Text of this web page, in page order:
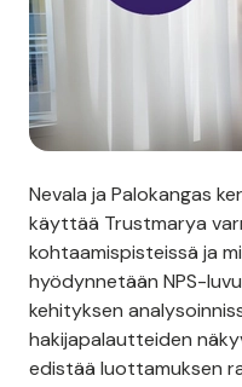
Nevala ja Palokangas
käyttää Trustmarya
kohtaamispisteissä ja
hyödynnetään NPS-
kehityksen
hakijapalautteiden
edistää luottamuksen